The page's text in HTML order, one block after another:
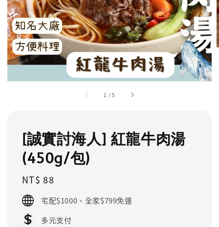
1 /5
[誠實討海人] 紅龍牛肉湯
(450g/包)
Regular
price
NT$ 88
宅配$1000、全家$799免運
多元支付